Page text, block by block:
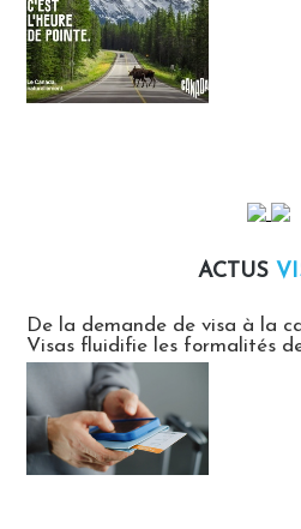
ACTUS
De la demande de visa à la
Visas fluidifie les formalités